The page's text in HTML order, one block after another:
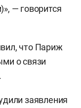
— говорится
что Париж
о связи
заявления